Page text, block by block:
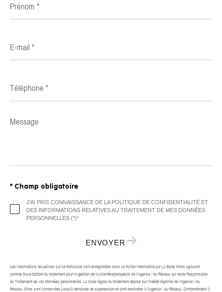
*
mail
*
*
Message
*
J'AI PRIS CONNAISSANCE DE LA POLITIQUE DE CONFIDENTIALITÉ ET
DES INFORMATIONS RELATIVES AU TRAITEMENT DE MES DONNÉES
PERSONNELLES (*)*
* Champ obligatoire
ENVOYER
Les informations recueillies sur ce formulaire sont enregistrées dans un fichier informatisé par La Boite Immo agissant
comme Sous-traitant du traitement pour la gestion de la clientèle/prospects de l'Agence / du Réseau qui reste Responsable
du Traitement de vos Données personnelles. La base légale du traitement repose sur l'intérêt légitime de l'Agence / du
Réseau. Elles sont conservées jusqu'à demande de suppression et sont destinées à l'Agence / au Réseau. Conformément à